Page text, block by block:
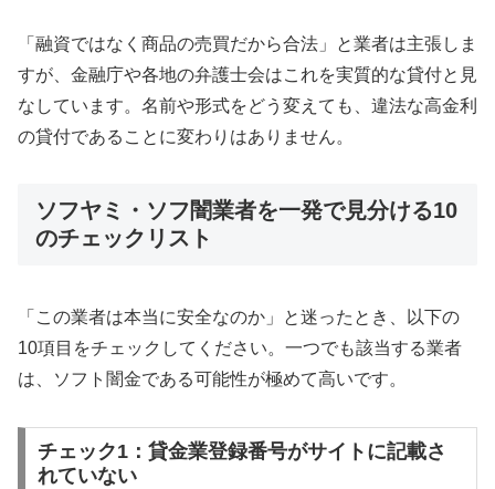
「融資ではなく商品の売買だから合法」と業者は主張しま
すが、金融庁や各地の弁護士会はこれを実質的な貸付と見
なしています。名前や形式をどう変えても、違法な高金利
の貸付であることに変わりはありません。
ソフヤミ・ソフ闇業者を一発で見分ける10
のチェックリスト
「この業者は本当に安全なのか」と迷ったとき、以下の
10項目をチェックしてください。一つでも該当する業者
は、ソフト闇金である可能性が極めて高いです。
チェック1：貸金業登録番号がサイトに記載さ
れていない